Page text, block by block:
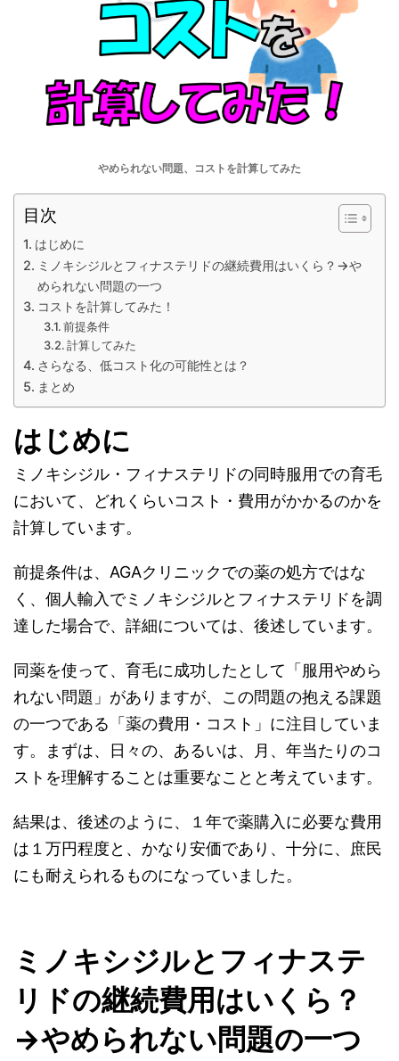
やめられない問題、コストを計算してみた
目次
はじめに
ミノキシジルとフィナステリドの継続費用はいくら？→や
められない問題の一つ
コストを計算してみた！
前提条件
計算してみた
さらなる、低コスト化の可能性とは？
まとめ
はじめに
ミノキシジル・フィナステリドの同時服用での育毛
において、どれくらいコスト・費用がかかるのかを
計算しています。
前提条件は、AGAクリニックでの薬の処方ではな
く、個人輸入でミノキシジルとフィナステリドを調
達した場合で、詳細については、後述しています。
同薬を使って、育毛に成功したとして「服用やめら
れない問題」がありますが、この問題の抱える課題
の一つである「薬の費用・コスト」に注目していま
す。まずは、日々の、あるいは、月、年当たりのコ
ストを理解することは重要なことと考えています。
結果は、後述のように、１年で薬購入に必要な費用
は１万円程度と、かなり安価であり、十分に、庶民
にも耐えられるものになっていました。
ミノキシジルとフィナステ
リドの継続費用はいくら？
→やめられない問題の一つ